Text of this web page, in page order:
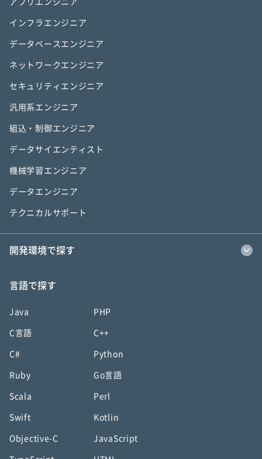
アプリエンジニア
インフラエンジニア
データベースエンジニア
ネットワークエンジニア
セキュリティエンジニア
汎用系エンジニア
組込・制御エンジニア
データサイエンティスト
機械学習エンジニア
データエンジニア
テクニカルサポート
開発環境で探す
言語で探す
Java PHP
C言語 C++
C# Python
Ruby Go言語
Scala Perl
Swift Kotlin
Objective-C JavaScript